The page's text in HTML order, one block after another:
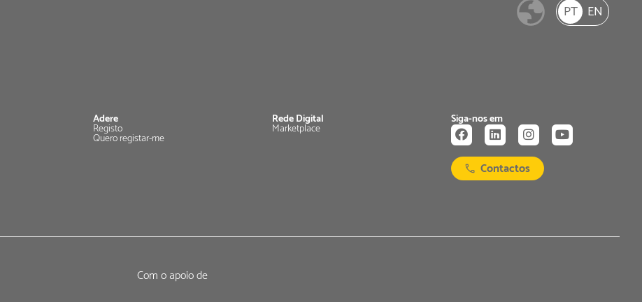
PT EN
Adere
Registo
Quero registar-me
Rede Digital
Marketplace
Siga-nos em
Contactos
Com o apoio de